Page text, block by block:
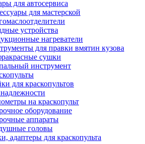
для автосервиса
для мастерской
устройства
нагреватели
для правки вмятин кузова
сушки
инструмент
для краскопультов
на краскопульт
оборудование
аппараты
головы
адаптеры для краскопульта